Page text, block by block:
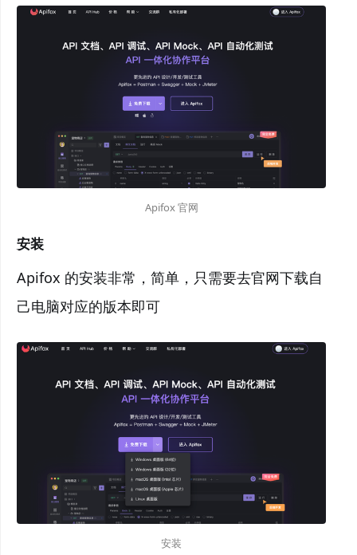
Apifox 官网
安装
Apifox 的安装非常，简单，只需要去官网下载自
己电脑对应的版本即可
安装